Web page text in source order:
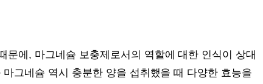
에, 마그네슘 보충제로서의 역할에 대한 인식이 상대
그네슘 역시 충분한 양을 섭취했을 때 다양한 효능을